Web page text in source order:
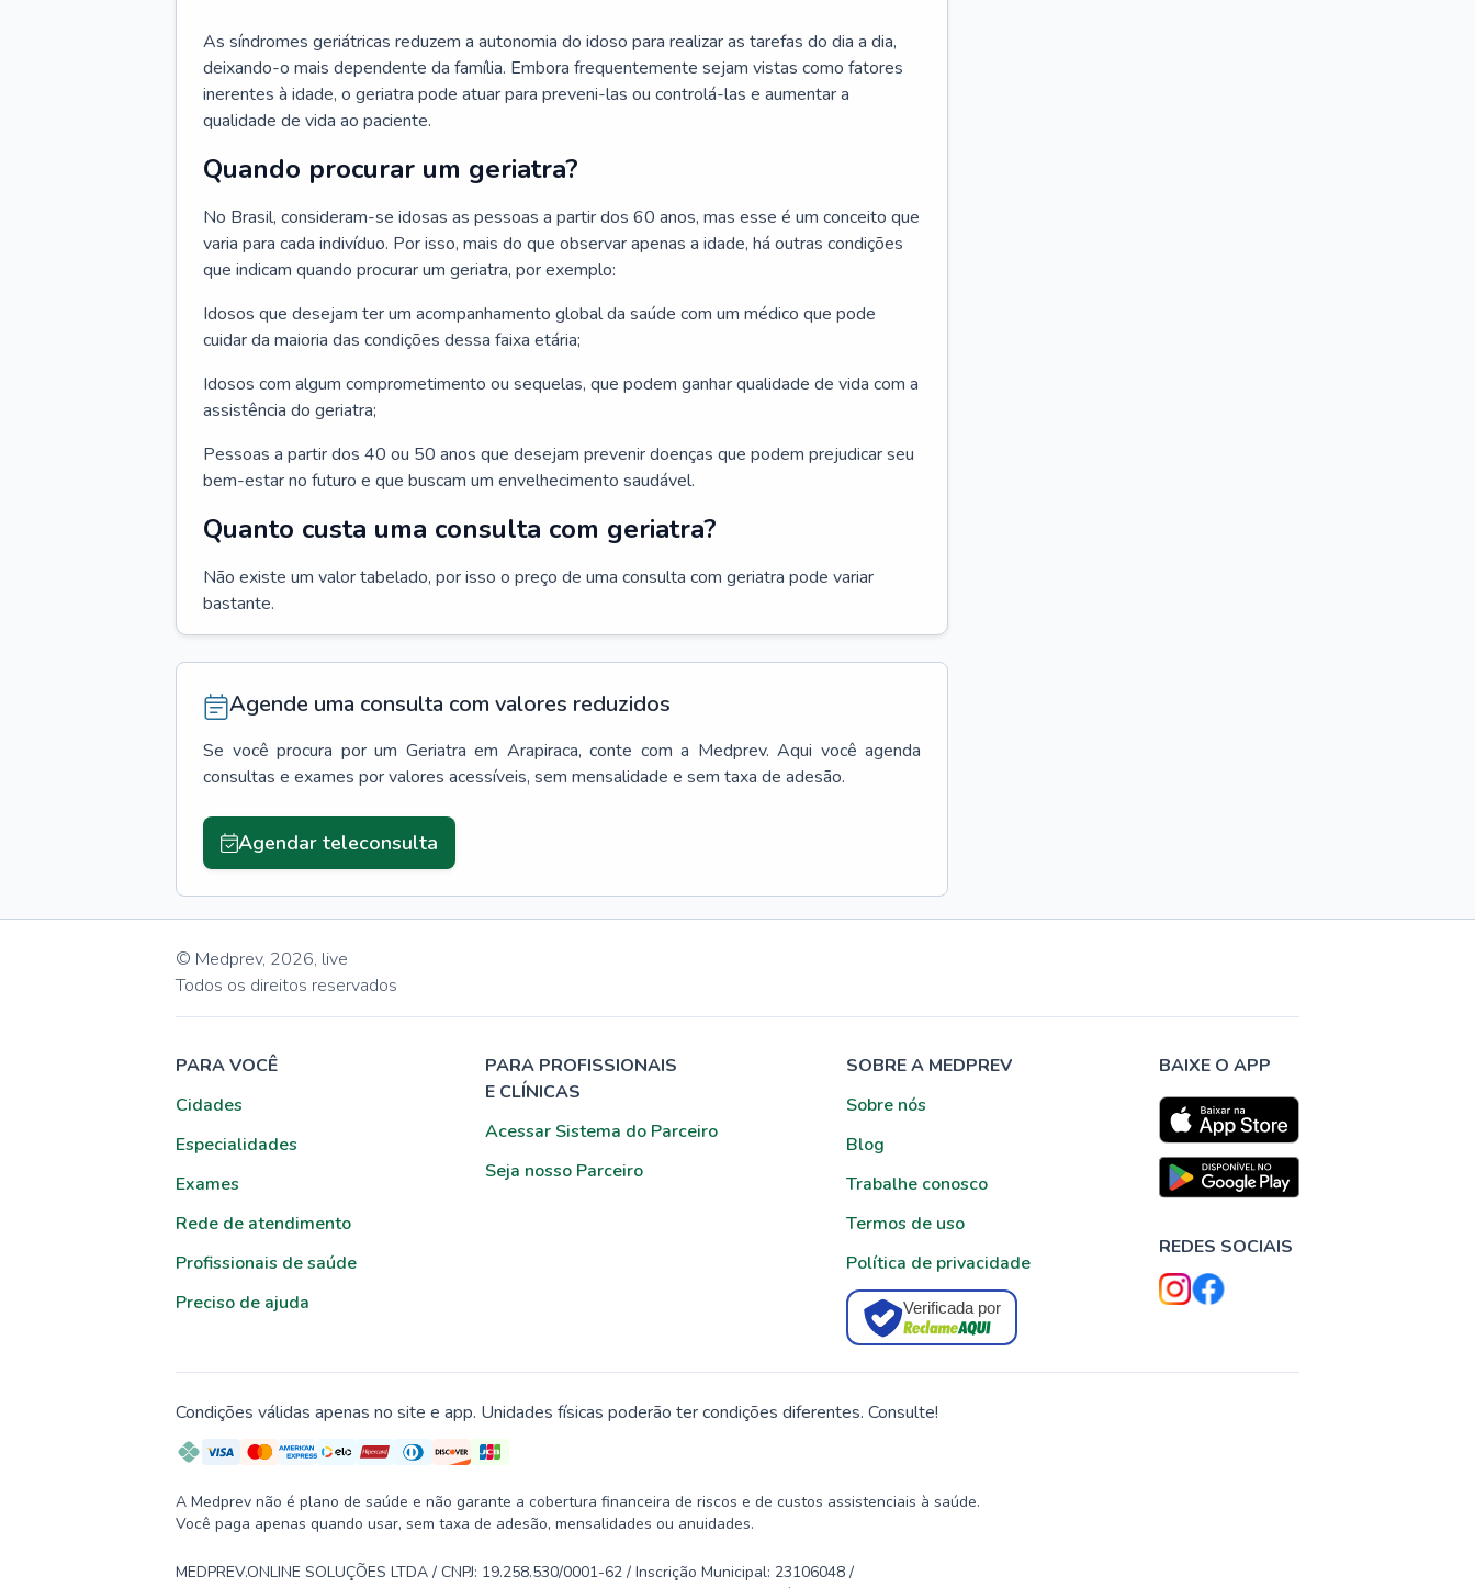
As síndromes geriátricas reduzem a autonomia do idoso para realizar as tarefas do dia a dia,
deixando-o mais dependente da família. Embora frequentemente sejam vistas como fatores
inerentes à idade, o geriatra pode atuar para preveni-las ou controlá-las e aumentar a
qualidade de vida ao paciente.
Quando procurar um geriatra?
No Brasil, consideram-se idosas as pessoas a partir dos 60 anos, mas esse é um conceito que
varia para cada indivíduo. Por isso, mais do que observar apenas a idade, há outras condições
que indicam quando procurar um geriatra, por exemplo:
Idosos que desejam ter um acompanhamento global da saúde com um médico que pode
cuidar da maioria das condições dessa faixa etária;
Idosos com algum comprometimento ou sequelas, que podem ganhar qualidade de vida com a
assistência do geriatra;
Pessoas a partir dos 40 ou 50 anos que desejam prevenir doenças que podem prejudicar seu
bem-estar no futuro e que buscam um envelhecimento saudável.
Quanto custa uma consulta com geriatra?
Não existe um valor tabelado, por isso o preço de uma consulta com geriatra pode variar
bastante.
Agende uma consulta com valores reduzidos
Se você procura por um Geriatra em Arapiraca, conte com a Medprev. Aqui você agenda
consultas e exames por valores acessíveis, sem mensalidade e sem taxa de adesão.
Agendar teleconsulta
© Medprev, 2026, live
Todos os direitos reservados
PARA VOCÊ
Cidades
Especialidades
Exames
Rede de atendimento
Profissionais de saúde
Preciso de ajuda
PARA PROFISSIONAIS
E CLÍNICAS
Acessar Sistema do Parceiro
Seja nosso Parceiro
SOBRE A MEDPREV
Sobre nós
Blog
Trabalhe conosco
Termos de uso
Política de privacidade
Verificada por
BAIXE O APP
REDES SOCIAIS
Condições válidas apenas no site e app. Unidades físicas poderão ter condições diferentes. Consulte!
A Medprev não é plano de saúde e não garante a cobertura financeira de riscos e de custos assistenciais à saúde.
Você paga apenas quando usar, sem taxa de adesão, mensalidades ou anuidades.
MEDPREV.ONLINE SOLUÇÕES LTDA / CNPJ: 19.258.530/0001-62 / Inscrição Municipal: 23106048 /